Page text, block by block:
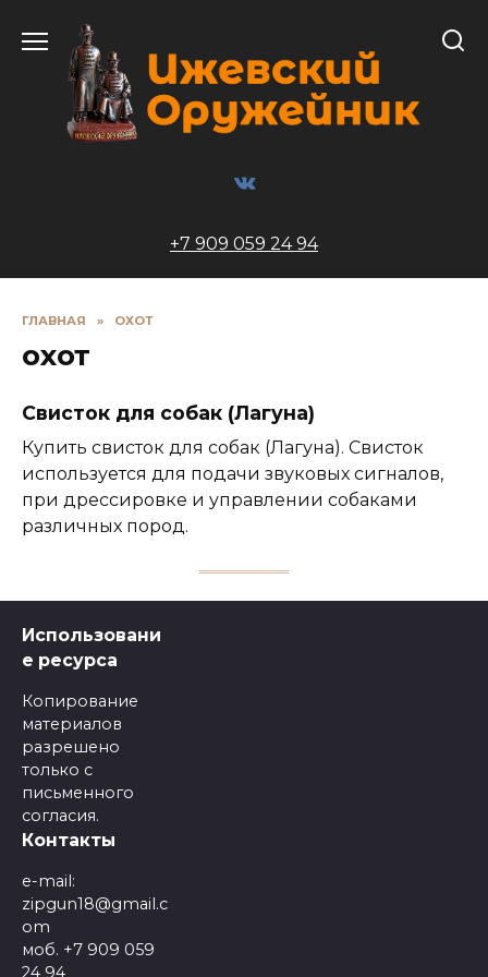
содержанию
+7 909 059 24 94
ГЛАВНАЯ » ОХОТ
охот
Свисток для собак (Лагуна)
Купить свисток для собак (Лагуна). Свисток
используется для подачи звуковых сигналов,
при дрессировке и управлении собаками
различных пород.
Использовани
е ресурса
Копирование
материалов
разрешено
только с
письменного
согласия.
Контакты
e-mail:
zipgun18@gmail.c
om
моб. +7 909 059
24 94